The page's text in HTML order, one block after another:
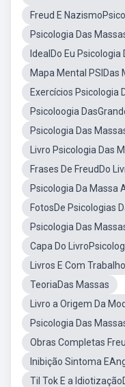
Freud E
Psicologia Das
IdealDo Eu Psicologia
Mapa Mental PSIDas
Exercícios Psicologia
Psicoloogia
Psicologia Das
Livro Psicologia Das
Frases De FreudDo
Psicologia Da Massa
FotosDe Psicologias
Psicologia Das
Capa Do
Livros E Com
TeoriaDas Massas
Livro a Origem Da
Psicologia Das
Obras Completas
Inibição Sintoma
Til Tok E a